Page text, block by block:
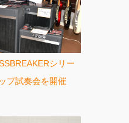
シリー
プ試奏会を開催